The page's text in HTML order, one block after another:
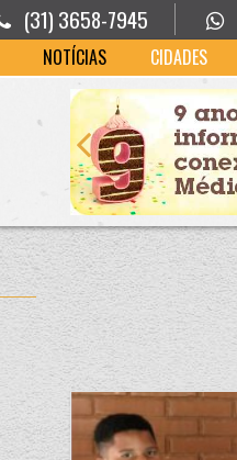
(31) 3658-7945
NOTÍCIAS CIDADES